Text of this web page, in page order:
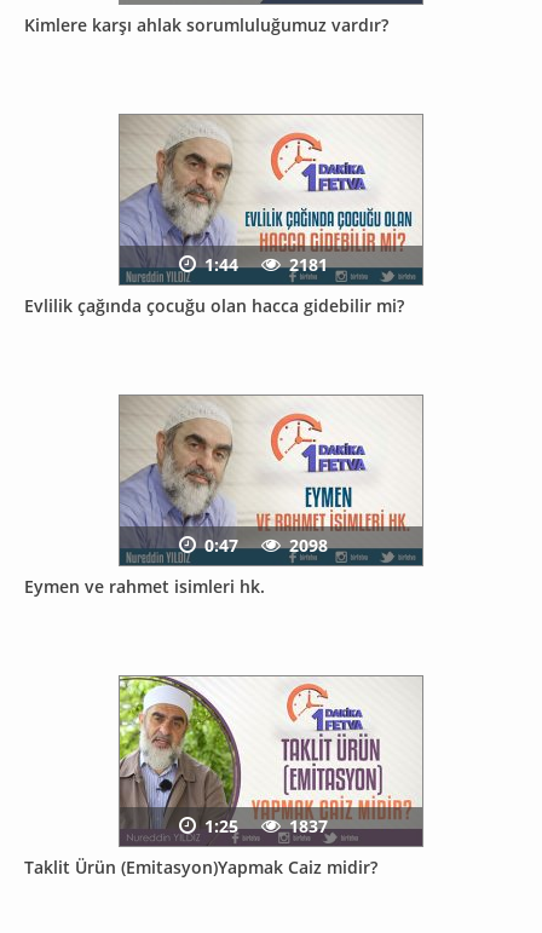
Kimlere karşı ahlak sorumluluğumuz vardır?
Evlilik çağında çocuğu olan hacca gidebilir mi?
1:44 2181
Eymen ve rahmet isimleri hk.
0:47 2098
Taklit Ürün (Emitasyon)Yapmak Caiz midir?
1:25 1837